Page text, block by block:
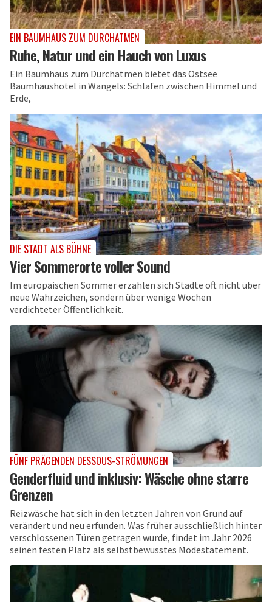
EIN BAUMHAUS ZUM DURCHATMEN
Ruhe, Natur und ein Hauch von Luxus
Ein Baumhaus zum Durchatmen bietet das Ostsee
Baumhaushotel in Wangels: Schlafen zwischen Himmel und
Erde,
DIE STADT ALS BÜHNE
Vier Sommerorte voller Sound
Im europäischen Sommer erzählen sich Städte oft nicht über
neue Wahrzeichen, sondern über wenige Wochen
verdichteter Öffentlichkeit.
FÜNF PRÄGENDEN DESSOUS-STRÖMUNGEN
Genderfluid und inklusiv: Wäsche ohne starre
Grenzen
Reizwäsche hat sich in den letzten Jahren von Grund auf
verändert und neu erfunden. Was früher ausschließlich hinter
verschlossenen Türen getragen wurde, findet im Jahr 2026
seinen festen Platz als selbstbewusstes Modestatement.